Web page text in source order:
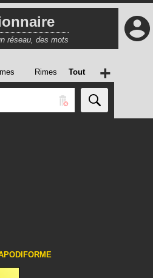
réseau, des mots
Rimes Tout +